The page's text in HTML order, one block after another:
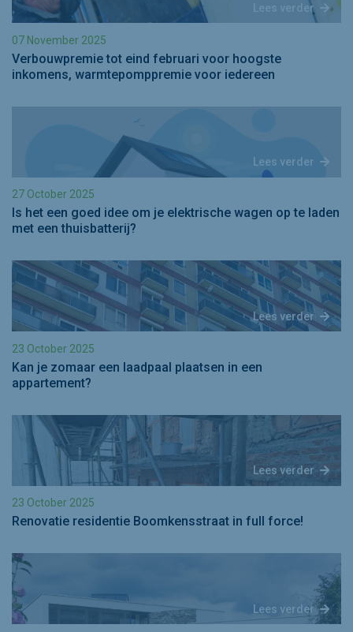
Lees verder
07 November 2025
Verbouwpremie tot eind februari voor hoogste
inkomens, warmtepomppremie voor iedereen
Lees verder
27 October 2025
Is het een goed idee om je elektrische wagen op te laden
met een thuisbatterij?
Lees verder
23 October 2025
Kan je zomaar een laadpaal plaatsen in een
appartement?
Lees verder
23 October 2025
Renovatie residentie Boomkensstraat in full force!
Lees verder